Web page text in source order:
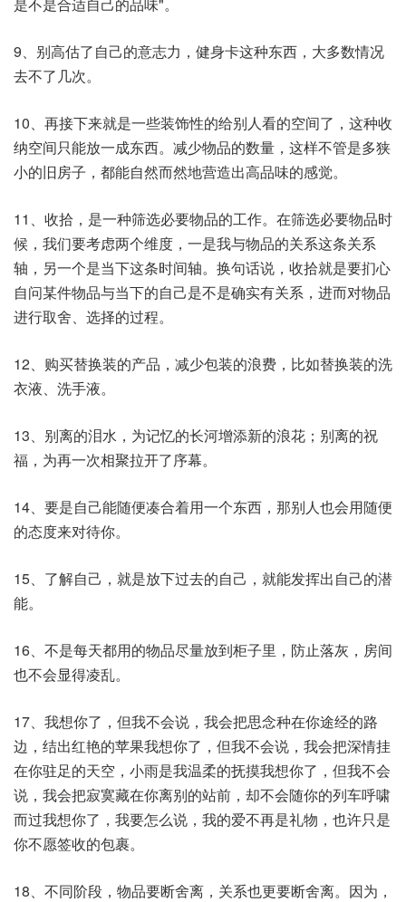
9、别高估了自己的意志力，健身卡这种东西，大多数情况
去不了几次。
10、再接下来就是一些装饰性的给别人看的空间了，这种收
纳空间只能放一成东西。减少物品的数量，这样不管是多狭
小的旧房子，都能自然而然地营造出高品味的感觉。
11、收拾，是一种筛选必要物品的工作。在筛选必要物品时
候，我们要考虑两个维度，一是我与物品的关系这条关系
轴，另一个是当下这条时间轴。换句话说，收拾就是要扪心
自问某件物品与当下的自己是不是确实有关系，进而对物品
进行取舍、选择的过程。
12、购买替换装的产品，减少包装的浪费，比如替换装的洗
衣液、洗手液。
13、别离的泪水，为记忆的长河增添新的浪花；别离的祝
福，为再一次相聚拉开了序幕。
14、要是自己能随便凑合着用一个东西，那别人也会用随便
的态度来对待你。
15、了解自己，就是放下过去的自己，就能发挥出自己的潜
能。
16、不是每天都用的物品尽量放到柜子里，防止落灰，房间
也不会显得凌乱。
17、我想你了，但我不会说，我会把思念种在你途经的路
边，结出红艳的苹果我想你了，但我不会说，我会把深情挂
在你驻足的天空，小雨是我温柔的抚摸我想你了，但我不会
说，我会把寂寞藏在你离别的站前，却不会随你的列车呼啸
而过我想你了，我要怎么说，我的爱不再是礼物，也许只是
你不愿签收的包裹。
18、不同阶段，物品要断舍离，关系也更要断舍离。因为，